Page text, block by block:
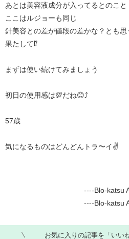
あとは美容液成分が入ってるとのこと
ここはルジョーも同じ
針美容との差が値段の差かな？とも思
果たして⁉️
まずは使い続けてみましょう
初日の使用感は💯だね😊⤴️
57歳
気になるものはどんどんトラ〜イ✌️
----Blo-katsu
----Blo-katsu
お気に入りの記事を「いい